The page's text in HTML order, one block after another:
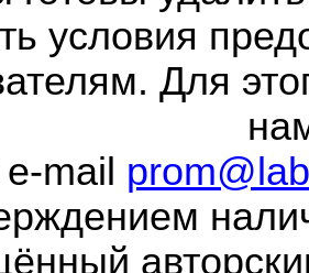
условия
Для
mail